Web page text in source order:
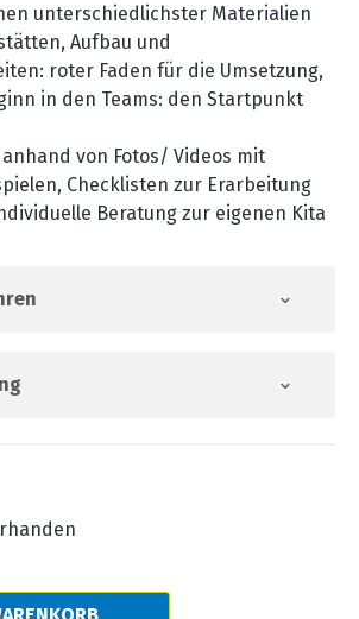
unterschiedlichster Materialien
Aufbau und
roter Faden für die Umsetzung,
in den Teams: den Startpunkt
von Fotos/ Videos mit
Checklisten zur Erarbeitung
Beratung zur eigenen Kita